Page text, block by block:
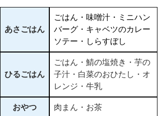
あさごはん
ごはん・味噌汁・ミニハン
バーグ・キャベツのカレー
ソテー・しらすぼし
ひるごはん
ごはん・鯖の塩焼き・芋の
子汁・白菜のおひたし・オ
レンジ・牛乳
おやつ 肉まん・お茶